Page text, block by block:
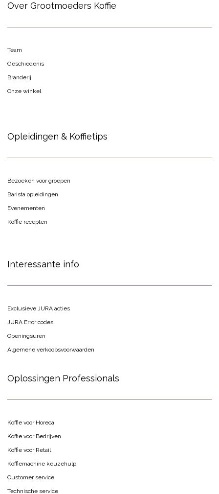
Over Grootmoeders Koffie
Team
Geschiedenis
Branderij
Onze winkel
Opleidingen & Koffietips
Bezoeken voor groepen
Barista opleidingen
Evenementen
Koffie recepten
Interessante info
Exclusieve JURA acties
JURA Error codes
Openingsuren
Algemene verkoopsvoorwaarden
Oplossingen Professionals
Koffie voor Horeca
Koffie voor Bedrijven
Koffie voor Retail
Koffiemachine keuzehulp
Customer service
Technische service